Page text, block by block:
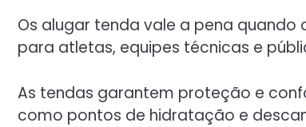
Os alugar tenda vale a pena
para atletas, equipes técnicas e
As tendas garantem proteção e
como pontos de hidratação e